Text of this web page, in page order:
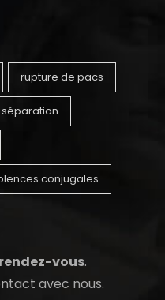
rupture de pacs
séparation
conjugales
vous.
avec nous.